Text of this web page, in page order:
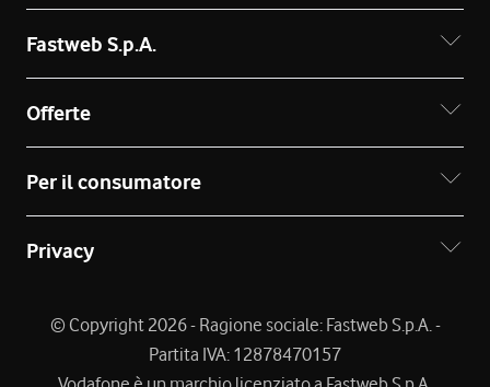
Fastweb S.p.A.
Offerte
Per il consumatore
Privacy
© Copyright 2026 - Ragione sociale: Fastweb S.p.A. -
Partita IVA: 12878470157